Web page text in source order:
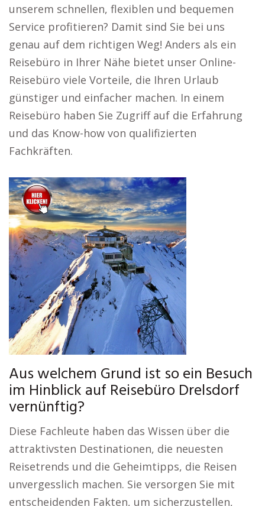
unserem schnellen, flexiblen und bequemen
Service profitieren? Damit sind Sie bei uns
genau auf dem richtigen Weg! Anders als ein
Reisebüro in Ihrer Nähe bietet unser Online-
Reisebüro viele Vorteile, die Ihren Urlaub
günstiger und einfacher machen. In einem
Reisebüro haben Sie Zugriff auf die Erfahrung
und das Know-how von qualifizierten
Fachkräften.
Aus welchem Grund ist so ein Besuch
im Hinblick auf Reisebüro Drelsdorf
vernünftig?
Diese Fachleute haben das Wissen über die
attraktivsten Destinationen, die neuesten
Reisetrends und die Geheimtipps, die Reisen
unvergesslich machen. Sie versorgen Sie mit
entscheidenden Fakten, um sicherzustellen,